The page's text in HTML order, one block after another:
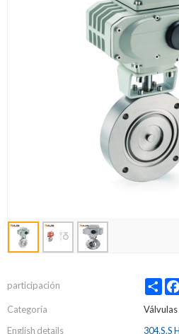
participación Share
Categoría
English details
304.S.S